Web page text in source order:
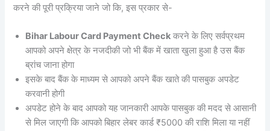
करने की पूरी प्रक्रिया जाने जो कि, इस प्रकार से-
Bihar Labour Card Payment Check करने के लिए सर्वप्रथम
आपको अपने क्षेत्र के नजदीकी जो भी बैंक में खाता खुला हुआ है उस बैंक
ब्रांच जाना होगा
इसके बाद बैंक के माध्यम से आपको अपने बैंक खाते की पासबुक अपडेट
करवानी होगी
अपडेट होने के बाद आपको यह जानकारी आपके पासबुक की मदद से आसानी
से मिल जाएगी कि आपको बिहार लेबर कार्ड ₹5000 की राशि मिला या नहीं